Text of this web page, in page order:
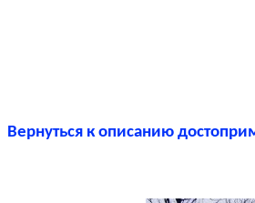
Вернуться к описанию